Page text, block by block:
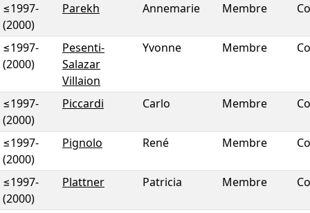
≤1997-
(2000)
Parekh Annemarie Membre
≤1997-
(2000)
Pesenti-
Salazar
Villaion
Yvonne Membre
≤1997-
(2000)
Piccardi Carlo Membre
≤1997-
(2000)
Pignolo René Membre
≤1997-
(2000)
Plattner Patricia Membre